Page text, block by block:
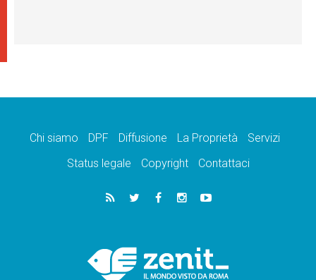
Chi siamo DPF Diffusione La Proprietà
Servizi
Status legale
Copyright Contattaci